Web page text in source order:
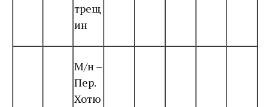
трещ
ин
М/н –
Пер.
Хотю